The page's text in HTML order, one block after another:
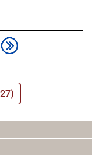
Dernière page